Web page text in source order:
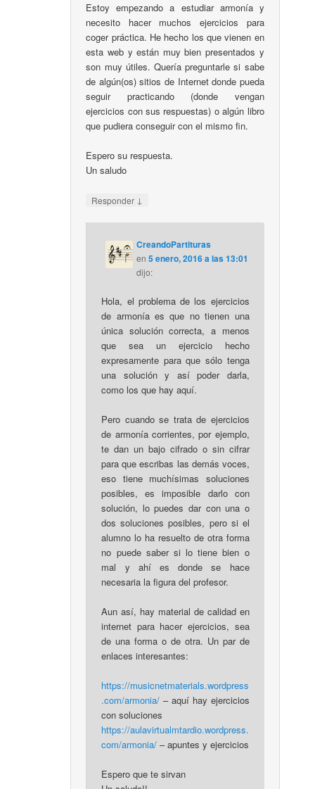
Estoy empezando a estudiar armonía y
necesito hacer muchos ejercicios para
coger práctica. He hecho los que vienen en
esta web y están muy bien presentados y
son muy útiles. Quería preguntarle si sabe
de algún(os) sitios de Internet donde pueda
seguir practicando (donde vengan
ejercicios con sus respuestas) o algún libro
que pudiera conseguir con el mismo fin.
Espero su respuesta.
Un saludo
Responder ↓
CreandoPartituras
en5 enero, 2016 a las 13:01
dijo:
Hola, el problema de los ejercicios
de armonía es que no tienen una
única solución correcta, a menos
que sea un ejercicio hecho
expresamente para que sólo tenga
una solución y así poder darla,
como los que hay aquí.
Pero cuando se trata de ejercicios
de armonía corrientes, por ejemplo,
te dan un bajo cifrado o sin cifrar
para que escribas las demás voces,
eso tiene muchísimas soluciones
posibles, es imposible darlo con
solución, lo puedes dar con una o
dos soluciones posibles, pero si el
alumno lo ha resuelto de otra forma
no puede saber si lo tiene bien o
mal y ahí es donde se hace
necesaria la figura del profesor.
Aun así, hay material de calidad en
internet para hacer ejercicios, sea
de una forma o de otra. Un par de
enlaces interesantes:
https://musicnetmaterials.wordpress
.com/armonia/ – aquí hay ejercicios
con soluciones
https://aulavirtualmtardio.wordpress.
com/armonia/ – apuntes y ejercicios
Espero que te sirvan